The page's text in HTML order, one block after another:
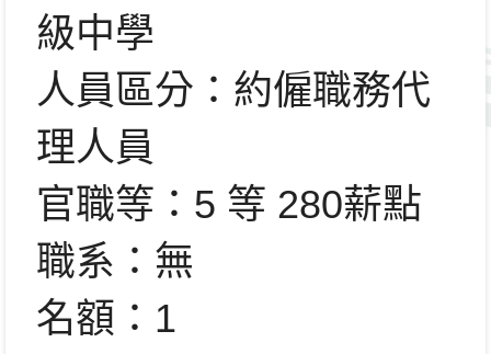
級中學
人員區分：約僱職務代
理人員
官職等：5 等 280薪點
職系：無
名額：1